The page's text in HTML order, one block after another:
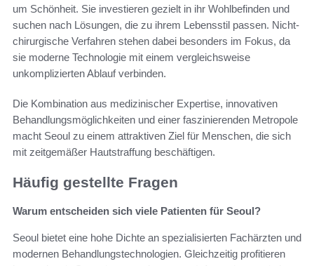
um Schönheit. Sie investieren gezielt in ihr Wohlbefinden und
suchen nach Lösungen, die zu ihrem Lebensstil passen. Nicht-
chirurgische Verfahren stehen dabei besonders im Fokus, da
sie moderne Technologie mit einem vergleichsweise
unkomplizierten Ablauf verbinden.
Die Kombination aus medizinischer Expertise, innovativen
Behandlungsmöglichkeiten und einer faszinierenden Metropole
macht Seoul zu einem attraktiven Ziel für Menschen, die sich
mit zeitgemäßer Hautstraffung beschäftigen.
Häufig gestellte Fragen
Warum entscheiden sich viele Patienten für Seoul?
Seoul bietet eine hohe Dichte an spezialisierten Fachärzten und
modernen Behandlungstechnologien. Gleichzeitig profitieren